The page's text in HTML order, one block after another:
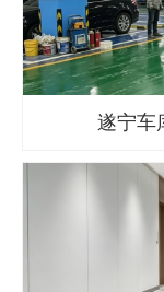
遂宁车